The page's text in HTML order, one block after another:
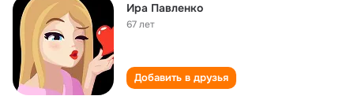
Ира Павленко
67 лет
Добавить в друзья